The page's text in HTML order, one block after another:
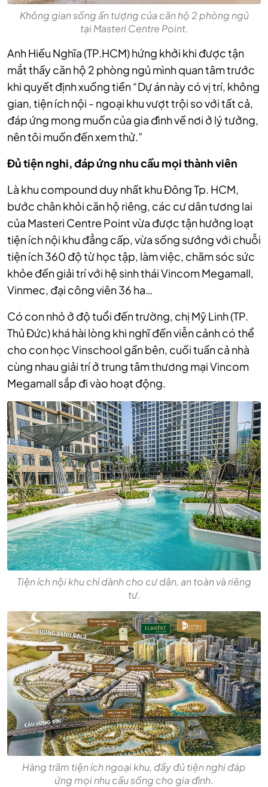
Không gian sống ấn tượng của căn hộ 2 phòng ngủ
tại Masteri Centre Point.
Anh Hiếu Nghĩa (TP.HCM) hứng khởi khi được tận
mắt thấy căn hộ 2 phòng ngủ mình quan tâm trước
khi quyết định xuống tiền “Dự án này có vị trí, không
gian, tiện ích nội - ngoại khu vượt trội so với tất cả,
đáp ứng mong muốn của gia đình về nơi ở lý tưởng,
nên tôi muốn đến xem thử.”
Đủ tiện nghi, đáp ứng nhu cầu mọi thành viên
Là khu compound duy nhất khu Đông Tp. HCM,
bước chân khỏi căn hộ riêng, các cư dân tương lai
của Masteri Centre Point vừa được tận hưởng loạt
tiện ích nội khu đẳng cấp, vừa sống sướng với chuỗi
tiện ích 360 độ từ học tập, làm việc, chăm sóc sức
khỏe đến giải trí với hệ sinh thái Vincom Megamall,
Vinmec, đại công viên 36 ha…
Có con nhỏ ở độ tuổi đến trường, chị Mỹ Linh (TP.
Thủ Đức) khá hài lòng khi nghĩ đến viễn cảnh có thể
cho con học Vinschool gần bên, cuối tuần cả nhà
cùng nhau giải trí ở trung tâm thương mại Vincom
Megamall sắp đi vào hoạt động.
Tiện ích nội khu chỉ dành cho cư dân, an toàn và riêng
tư.
Hàng trăm tiện ích ngoại khu, đầy đủ tiện nghi đáp
ứng mọi nhu cầu sống cho gia đình.